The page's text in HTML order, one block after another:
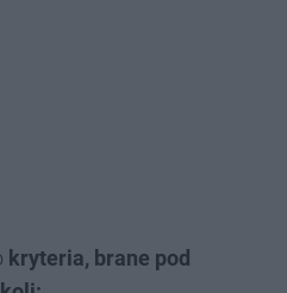
kryteria, brane pod